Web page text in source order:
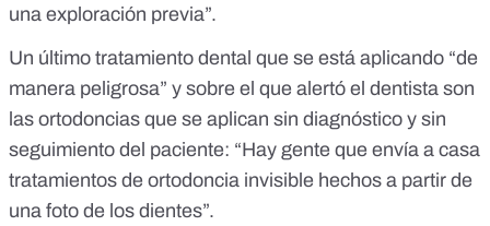
una exploración previa”.
Un último tratamiento dental que se está aplicando “de
manera peligrosa” y sobre el que alertó el dentista son
las ortodoncias que se aplican sin diagnóstico y sin
seguimiento del paciente: “Hay gente que envía a casa
tratamientos de ortodoncia invisible hechos a partir de
una foto de los dientes”.